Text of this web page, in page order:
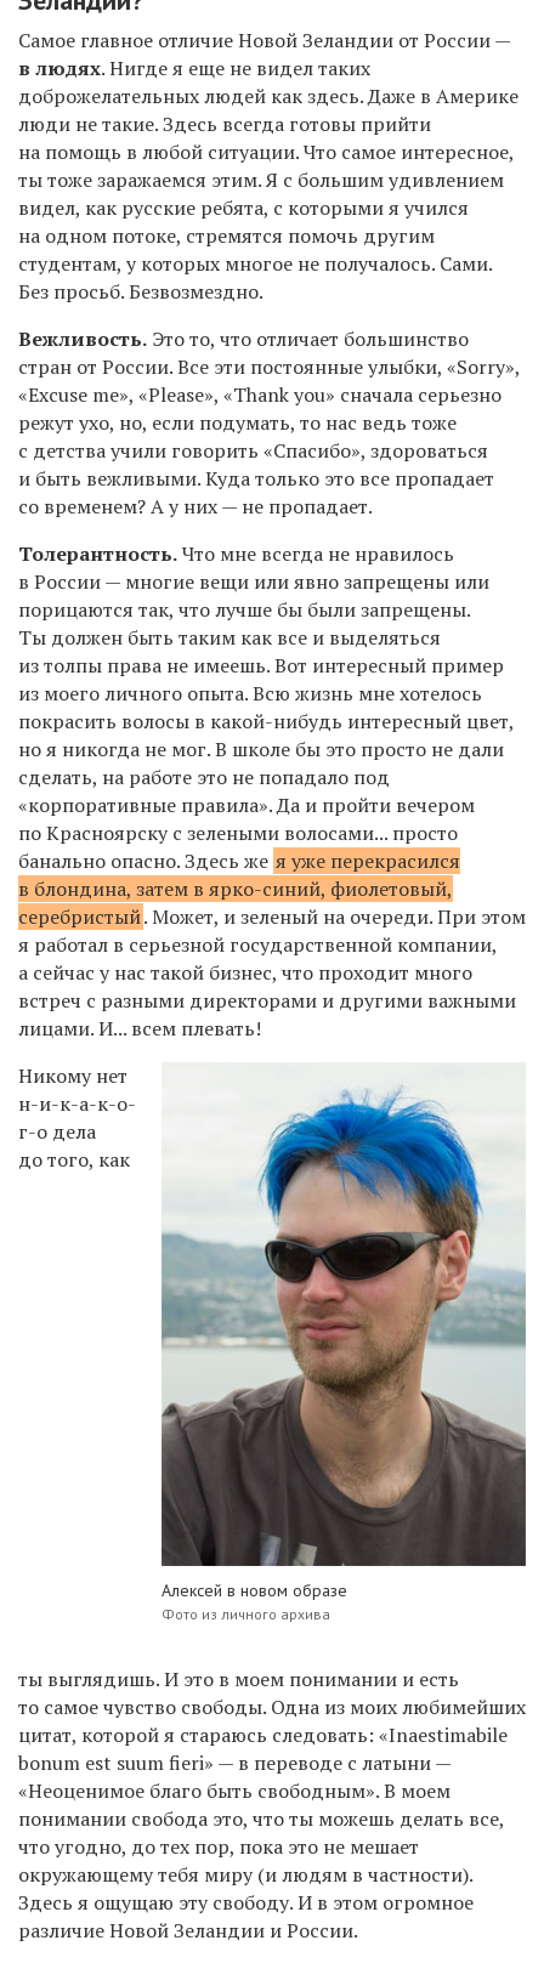
Самое главное отличие Новой Зеландии от России —
в людях. Нигде я еще не видел таких
доброжелательных людей как здесь. Даже в Америке
люди не такие. Здесь всегда готовы прийти
на помощь в любой ситуации. Что самое интересное,
ты тоже заражаемся этим. Я с большим удивлением
видел, как русские ребята, с которыми я учился
на одном потоке, стремятся помочь другим
студентам, у которых многое не получалось. Сами.
Без просьб. Безвозмездно.
Вежливость. Это то, что отличает большинство
стран от России. Все эти постоянные улыбки, «Sorry»,
«Excuse me», «Please», «Thank you» сначала серьезно
режут ухо, но, если подумать, то нас ведь тоже
с детства учили говорить «Спасибо», здороваться
и быть вежливыми. Куда только это все пропадает
со временем? А у них — не пропадает.
Толерантность.Что мне всегда не нравилось
в России — многие вещи или явно запрещены или
порицаются так, что лучше бы были запрещены.
Ты должен быть таким как все и выделяться
из толпы права не имеешь. Вот интересный пример
из моего личного опыта. Всю жизнь мне хотелось
покрасить волосы в какой-нибудь интересный цвет,
но я никогда не мог. В школе бы это просто не дали
сделать, на работе это не попадало под
«корпоративные правила». Да и пройти вечером
по Красноярску с зелеными волосами... просто
банально опасно. Здесь же я уже перекрасился
в блондина, затем в ярко-синий, фиолетовый,
серебристый. Может, и зеленый на очереди. При этом
я работал в серьезной государственной компании,
а сейчас у нас такой бизнес, что проходит много
встреч с разными директорами и другими важными
лицами. И... всем плевать!
Алексей в новом образе
Фото из личного архива
Никому нет
н-и-к-а-к-о-
г-о дела
до того, как
ты выглядишь. И это в моем понимании и есть
то самое чувство свободы. Одна из моих любимейших
цитат, которой я стараюсь следовать: «Inaestimabile
bonum est suum fieri» — в переводе с латыни —
«Неоценимое благо быть свободным». В моем
понимании свобода это, что ты можешь делать все,
что угодно, до тех пор, пока это не мешает
окружающему тебя миру (и людям в частности).
Здесь я ощущаю эту свободу. И в этом огромное
различие Новой Зеландии и России.